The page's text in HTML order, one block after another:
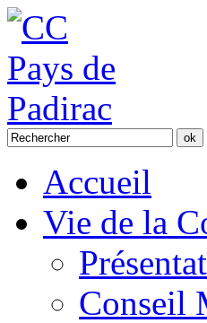
Accueil
Vie de la
Conseil